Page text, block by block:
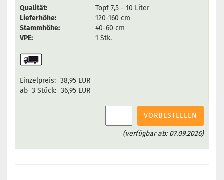
Qualität:
Topf 7,5 - 10 Liter
Lieferhöhe:
120-160 cm
Stammhöhe:
40-60 cm
VPE:
1 Stk.
Einzelpreis: 38,95 EUR
ab 3 Stück: 36,95 EUR
VORBESTELLEN
(verfügbar ab: 07.09.2026)